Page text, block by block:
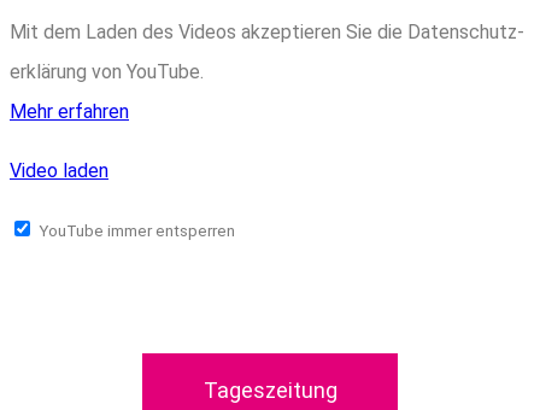
Mit dem Laden des Vide­os akzep­tie­ren Sie die Daten­schutz­
er­klä­rung von You­Tube.
Mehr erfah­ren
Video laden
You­Tube immer entsperren
Tages­zei­tung